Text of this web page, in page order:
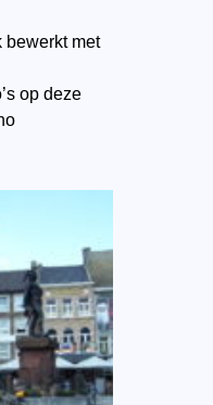
bewerkt met
op deze